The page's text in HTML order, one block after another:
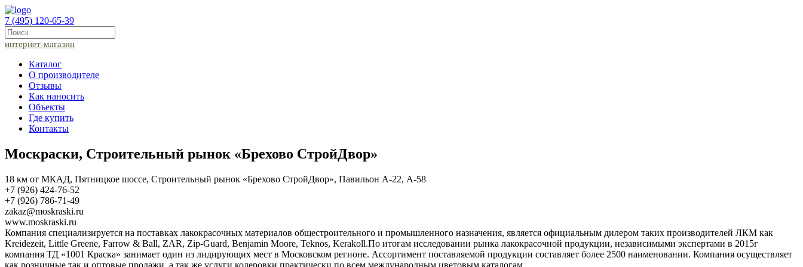
7 (495) 120-65-39
интернет-магазин
Каталог
О производителе
Отзывы
Как наносить
Объекты
Где купить
Контакты
Москраски, Строительный рынок «Брехово СтройДвор»
18 км от МКАД, Пятницкое шоссе, Строительный рынок «Брехово СтройДвор», Павильон А-22, А-58
+7 (926) 424-76-52
+7 (926) 786-71-49
zakaz@moskraski.ru
www.moskraski.ru
Компания специализируется на поставках лакокрасочных материалов общестроительного и промышлeнного назначения, является официальным дилером таких производителей ЛКМ как
Kreidezeit, Little Greene, Farrow & Ball, ZAR, Zip-Guard, Benjamin Moore, Teknos, Kerakoll.По итогам исследовании рынка лакокрасочной продукции, независимыми экспертами в 2015г
компания ТД «1001 Краска» занимает один из лидирующих мест в Московском регионе. Ассортимент поставляемой продукции составляет более 2500 наименовании. Компания осуществляет
как розничные так и оптовые продажи, а так же услуги колеровки практически по всем международным цветовым каталогам.